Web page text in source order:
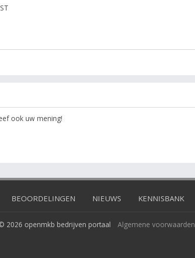
ook uw mening!
BEOORDELINGEN NIEUWS KENNISBANK
2026 openmkb bedrijven portaal Algemene voorwaarden